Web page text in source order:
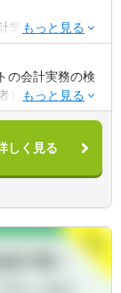
業務、もしくは
）の開発・導
）業務の経験
グ会社・ITベン
内容における顧
の経験
業務経験ある方
、一般的企業に
「財務企画部主
験したうえで、
も検討可能です
の会計実務の検
）
針や業務フロ
作成/関係部署と
ループ運営含め
の即戦力として
、プロジェクト
る決算及び財務
しく見る